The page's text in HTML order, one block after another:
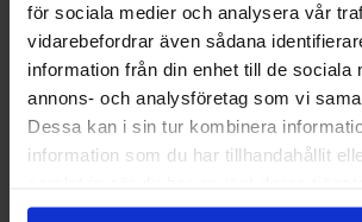
för sociala medier och analysera vår
vidarebefordrar även sådana
information från din enhet till de sociala
annons- och analysföretag som vi
Dessa kan i sin tur kombinera
information som du har tillhandahållit
Outlet
Persienn Fast Fönster - Lagerförd
fr.689 kr
Gå till produkt